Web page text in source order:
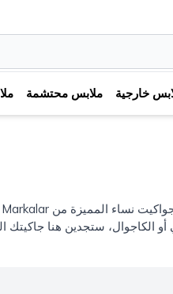
خارجية ملابس محتشمة
أو الكاجوال، ستجدين هنا